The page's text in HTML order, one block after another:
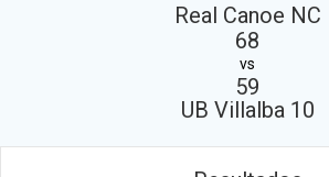
Real Canoe NC
68
vs
59
UB Villalba 10